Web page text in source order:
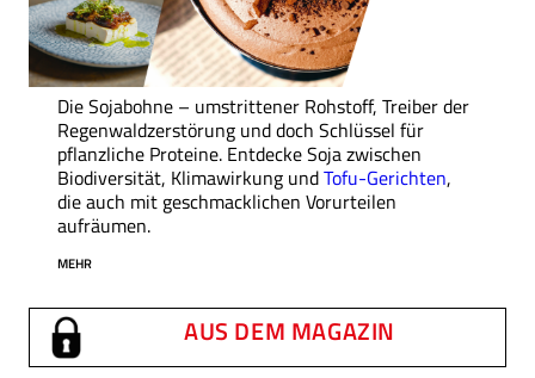
Die Sojabohne – umstrittener Rohstoff, Treiber der
Regenwaldzerstörung und doch Schlüssel für
pflanzliche Proteine. Entdecke Soja zwischen
Biodiversität, Klimawirkung undTofu-Gerichten,
die auch mit geschmacklichen Vorurteilen
aufräumen.
MEHR
AUS DEM MAGAZIN